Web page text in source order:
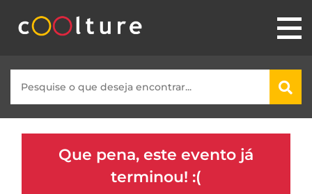
Que pena, este evento já
terminou! :(